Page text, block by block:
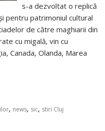
s-a dezvoltat o replică
pentru patrimoniul cultural
de către maghiarii din
cu migală, vin cu
Canada, Olanda, Marea
, news, sic, stiri Cluj